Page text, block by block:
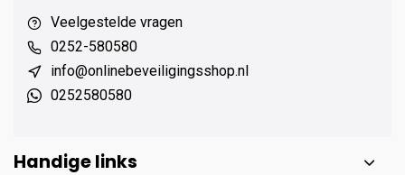
Veelgestelde vragen
0252-580580
info@onlinebeveiligingsshop.nl
0252580580
Handige links